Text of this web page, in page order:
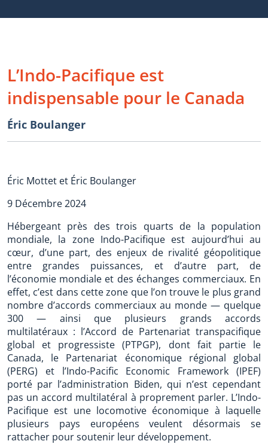
L’Indo-Pacifique est
indispensable pour le Canada
Éric Boulanger
Éric Mottet et Éric Boulanger
9 Décembre 2024
Hébergeant près des trois quarts de la population
mondiale, la zone Indo-Pacifique est aujourd’hui au
cœur, d’une part, des enjeux de rivalité géopolitique
entre grandes puissances, et d’autre part, de
l’économie mondiale et des échanges commerciaux. En
effet, c’est dans cette zone que l’on trouve le plus grand
nombre d’accords commerciaux au monde — quelque
300 — ainsi que plusieurs grands accords
multilatéraux : l’Accord de Partenariat transpacifique
global et progressiste (PTPGP), dont fait partie le
Canada, le Partenariat économique régional global
(PERG) et l’Indo-Pacific Economic Framework (IPEF)
porté par l’administration Biden, qui n’est cependant
pas un accord multilatéral à proprement parler. L’Indo-
Pacifique est une locomotive économique à laquelle
plusieurs pays européens veulent désormais se
rattacher pour soutenir leur développement.